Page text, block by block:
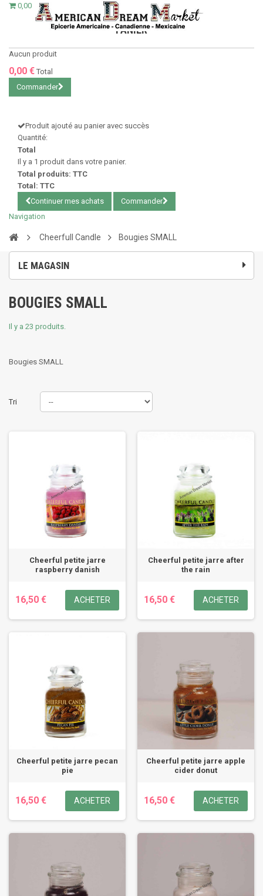
0,00 €
PANIER
Aucun produit
0,00 € Total
Commander
Produit ajouté au panier avec succès
Quantité:
Total
Il y a 1 produit dans votre panier.
Total produits: TTC
Total: TTC
Continuer mes achats
Commander
Navigation
Cheerfull Candle Bougies SMALL
LE MAGASIN
BOUGIES SMALL
Il y a 23 produits.
Bougies SMALL
Tri
Cheerful petite jarre
raspberry danish
16,50 € ACHETER
Cheerful petite jarre after
the rain
16,50 € ACHETER
Cheerful petite jarre pecan
pie
16,50 € ACHETER
Cheerful petite jarre apple
cider donut
16,50 € ACHETER